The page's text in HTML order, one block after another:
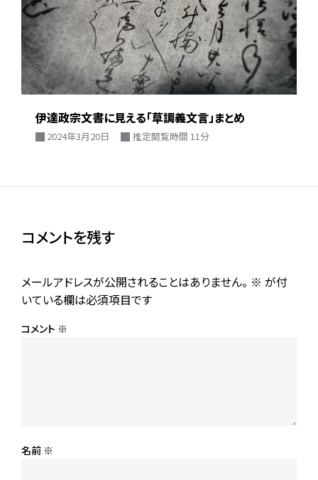
伊達政宗文書に見える「草調義文言」まとめ
2024年3月20日 推定閲覧時間 11分
コメントを残す
メールアドレスが公開されることはありません。 ※ が付
いている欄は必須項目です
コメント ※
名前 ※